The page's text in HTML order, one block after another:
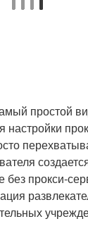
простой
без прокси-